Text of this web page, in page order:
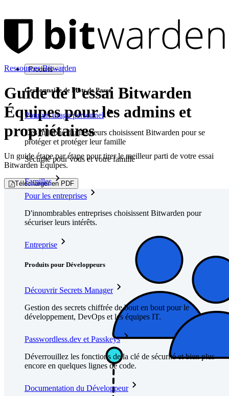
Produits
Gestionnaire de Mots de Passe
Pour un usage personnel
Des millions d'utilisateurs choisissent Bitwarden pour se
protéger et protéger leur famille
Sécurité pour vous et votre famille
Familles
Pour les entreprises
D'innombrables entreprises choisissent Bitwarden pour
sécuriser leurs intérêts.
Entreprise
Produits pour Développeurs
Découvrir Secrets Manager
Gestion des secrets chiffrée de bout en bout pour le
développement, DevOps et les équipes IT.
Passwordless.dev et Passkeys
Déverrouillez les fonctions de la clé de sécurité et bien plus
encore en quelques lignes de code.
Documentation du Développeur
Ressources Bitwarden
Guide de l’essai Bitwarden
Équipes pour les admins et
propriétaires
Un guide étape par étape pour tirer le meilleur parti de votre essai
Bitwarden Équipes.
Télécharger en PDF